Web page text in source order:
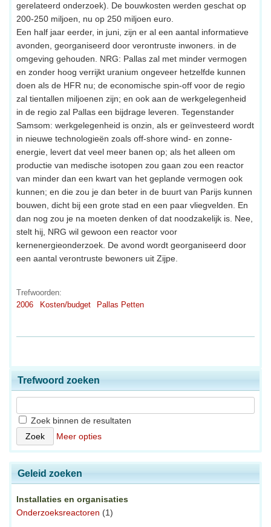
gerelateerd onderzoek). De bouwkosten werden geschat op
200-250 miljoen, nu op 250 miljoen euro.
Een half jaar eerder, in juni, zijn er al een aantal informatieve
avonden, georganiseerd door verontruste inwoners. in de
omgeving gehouden. NRG: Pallas zal met minder vermogen
en zonder hoog verrijkt uranium ongeveer hetzelfde kunnen
doen als de HFR nu; de economische spin-off voor de regio
zal tientallen miljoenen zijn; en ook aan de werkgelegenheid
in de regio zal Pallas een bijdrage leveren. Tegenstander
Samsom: werkgelegenheid is onzin, als er geïnvesteerd wordt
in nieuwe technologieën zoals off-shore wind- en zonne-
energie, levert dat veel meer banen op; als het alleen om
productie van medische isotopen zou gaan zou een reactor
van minder dan een kwart van het geplande vermogen ook
kunnen; en die zou je dan beter in de buurt van Parijs kunnen
bouwen, dicht bij een grote stad en een paar vliegvelden. En
dan nog zou je na moeten denken of dat noodzakelijk is. Nee,
stelt hij, NRG wil gewoon een reactor voor
kernenergieonderzoek. De avond wordt georganiseerd door
een aantal verontruste bewoners uit Zijpe.
Trefwoorden:
2006
Kosten/budget Pallas Petten
Trefwoord zoeken
Zoek binnen de resultaten
Meer opties
Geleid zoeken
Installaties en organisaties
Onderzoeksreactoren (1)